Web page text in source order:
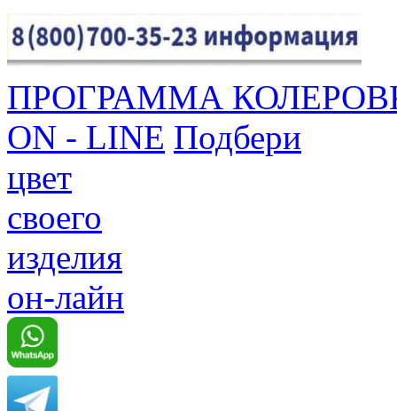
ПРОГРАММА
ON - LINE Подбери
цвет
своего
изделия
он-лайн